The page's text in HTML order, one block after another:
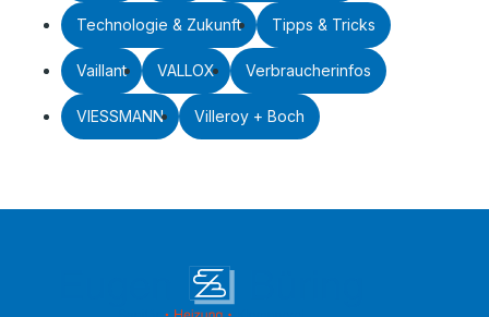
Technologie & Zukunft Tipps & Tricks
Vaillant VALLOX Verbraucherinfos
VIESSMANN Villeroy + Boch